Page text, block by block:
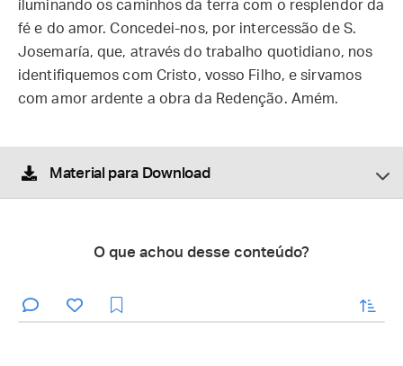
iluminando os caminhos da terra com o resplendor da
fé e do amor. Concedei-nos, por intercessão de S.
Josemaría, que, através do trabalho quotidiano, nos
identifiquemos com Cristo, vosso Filho, e sirvamos
com amor ardente a obra da Redenção. Amém.
Material para Download
O que achou desse conteúdo?
enviar